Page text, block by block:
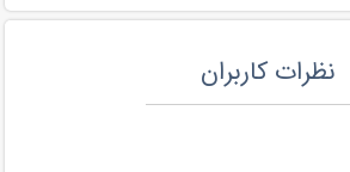
نظرات کاربران